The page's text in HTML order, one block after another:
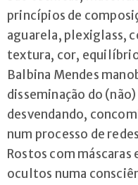
princípios de
aguarela, plexiglass,
textura, cor,
Balbina Mendes
disseminação do
desvendando,
num processo de
Rostos com máscaras
ocultos numa